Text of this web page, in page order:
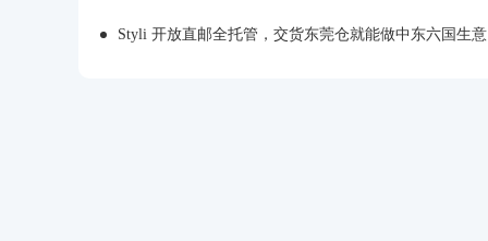
Styli 开放直邮全托管，交货东莞仓就能做中东六国生意